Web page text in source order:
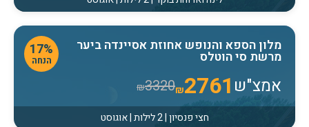
17%
הנחה
מלון הספא והנופש אחוזת אסיינדה ביער
מרשת סי הוטלס
אמצ"ש ₪2761
₪3320
חצי פנסיון | 2 לילות | אוגוסט